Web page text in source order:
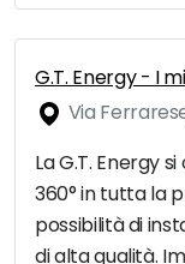
G.T. Energy - I
Via
La G.T. Energy
360° in tutta la
possibilità di
di alta qualità.